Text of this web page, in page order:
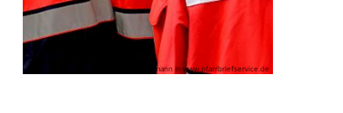
© Peter Weidemann In www.pfarrbriefservice.de